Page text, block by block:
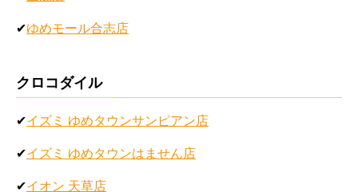
✔ゆめモール合志店
クロコダイル
✔イズミ ゆめタウンサンピアン店
✔イズミ ゆめタウンはません店
✔イオン 天草店